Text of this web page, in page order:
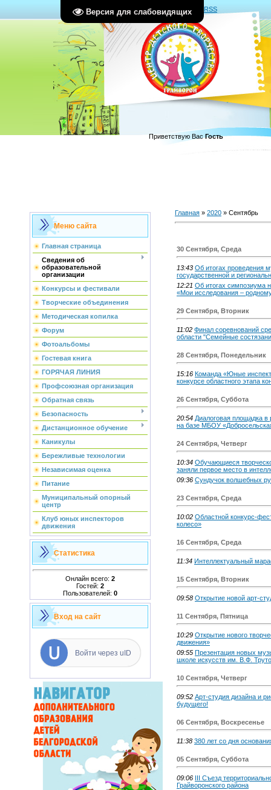
Версия для слабовидящих
Главная | Регистрация|Вход RSS
Приветствую Вас Гость
Меню сайта
Главная страница
Сведения об
образовательной
организации
Конкурсы и фестивали
Творческие объединения
Методическая копилка
Форум
Фотоальбомы
Гостевая книга
ГОРЯЧАЯ ЛИНИЯ
Профсоюзная организация
Обратная связь
Безопасность
Дистанционное обучение
Каникулы
Бережливые технологии
Независимая оценка
Питание
Муниципальный опорный
центр
Клуб юных инспекторов
движения
Статистика
Онлайн всего: 2
Гостей: 2
Пользователей: 0
Вход на сайт
Войти через uID
Главная » 2020 » Сентябрь
30 Сентября, Среда
13:43 Об итогах проведения
государственной и
12:21 Об итогах симпозиума
«Мои исследования –
29 Сентября, Вторник
11:02 Финал соревнований
области "Семейные
28 Сентября, Понедельник
15:16 Команда «Юные
конкурсе областного этапа
26 Сентября, Суббота
20:54 Диалоговая площадка в
на базе МБОУ
24 Сентября, Четверг
10:34 Обучающиеся
заняли первое место в
09:36 Сундучок волшебных
23 Сентября, Среда
10:02 Областной конкурс-
колесо»
16 Сентября, Среда
11:34 Интеллектуальный
15 Сентября, Вторник
09:58 Открытие новой арт-
11 Сентября, Пятница
10:29 Открытие нового
движения»
09:55 Презентация новых
школе искусств им. В.Ф.
10 Сентября, Четверг
09:52 Арт-студия дизайна и
будущего!
06 Сентября, Воскресенье
11:38 380 лет со дня
05 Сентября, Суббота
09:06
III Съезд
Грайворонского района